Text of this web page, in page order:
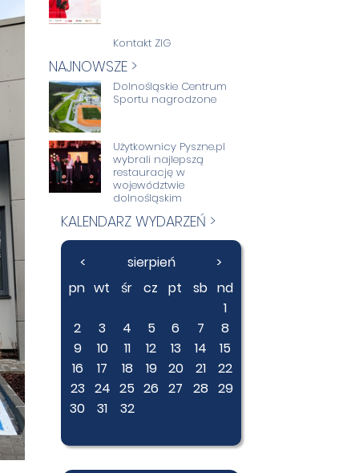
Kontakt ZIG
NAJNOWSZE >
Dolnośląskie Centrum
Sportu nagrodzone
Użytkownicy Pyszne.pl
wybrali najlepszą
restaurację w
województwie
dolnośląskim
KALENDARZ WYDARZEŃ >
< sierpień
>
pn wt śr cz pt sb nd
1
2
3 4 5 6 7
8
9
10 11 12 13 14
15
16
17 18 19 20 21
22
23 24 25 26 27 28 29
30
31 32